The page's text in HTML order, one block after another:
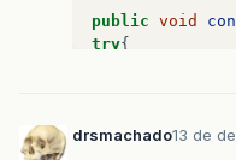
public void
public void
try{
text.setText(
drsmachado13 de